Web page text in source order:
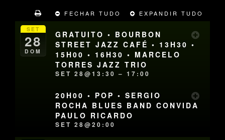
FECHAR TUDO EXPANDIR TUDO
SET
28
DOM
GRATUITO • BOURBON
STREET JAZZ CAFÉ • 13H30 •
15H00 • 16H30 • MARCELO
TORRES JAZZ TRIO
SET 28@13:30 – 17:00
20H00 • POP • SERGIO
ROCHA BLUES BAND CONVIDA
PAULO RICARDO
SET 28@20:00